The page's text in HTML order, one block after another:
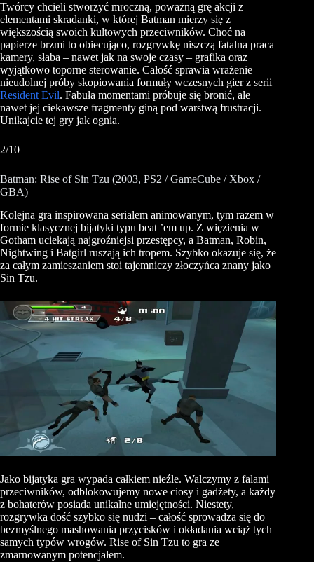
Twórcy chcieli stworzyć mroczną, poważną grę akcji z
elementami skradanki, w której Batman mierzy się z
większością swoich kultowych przeciwników. Choć na
papierze brzmi to obiecująco, rozgrywkę niszczą fatalna praca
kamery, słaba – nawet jak na swoje czasy – grafika oraz
wyjątkowo toporne sterowanie. Całość sprawia wrażenie
nieudolnej próby skopiowania formuły wczesnych gier z serii
Resident Evil. Fabuła momentami próbuje się bronić, ale
nawet jej ciekawsze fragmenty giną pod warstwą frustracji.
Unikajcie tej gry jak ognia.
2/10
Batman: Rise of Sin Tzu (2003, PS2 / GameCube / Xbox /
GBA)
Kolejna gra inspirowana serialem animowanym, tym razem w
formie klasycznej bijatyki typu beat ’em up. Z więzienia w
Gotham uciekają najgroźniejsi przestępcy, a Batman, Robin,
Nightwing i Batgirl ruszają ich tropem. Szybko okazuje się, że
za całym zamieszaniem stoi tajemniczy złoczyńca znany jako
Sin Tzu.
Jako bijatyka gra wypada całkiem nieźle. Walczymy z falami
przeciwników, odblokowujemy nowe ciosy i gadżety, a każdy
z bohaterów posiada unikalne umiejętności. Niestety,
rozgrywka dość szybko się nudzi – całość sprowadza się do
bezmyślnego mashowania przycisków i okładania wciąż tych
samych typów wrogów. Rise of Sin Tzu to gra ze
zmarnowanym potencjałem.